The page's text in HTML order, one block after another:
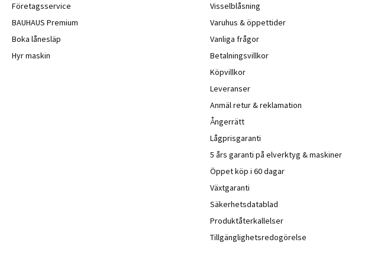
Företagsservice
BAUHAUS Premium
Boka lånesläp
Hyr maskin
Visselblåsning
Varuhus & öppettider
Vanliga frågor
Betalningsvillkor
Köpvillkor
Leveranser
Anmäl retur & reklamation
Ångerrätt
Lågprisgaranti
5 års garanti på elverktyg & maskiner
Öppet köp i 60 dagar
Växtgaranti
Säkerhetsdatablad
Produktåterkallelser
Tillgänglighetsredogörelse